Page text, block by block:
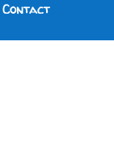
Contact